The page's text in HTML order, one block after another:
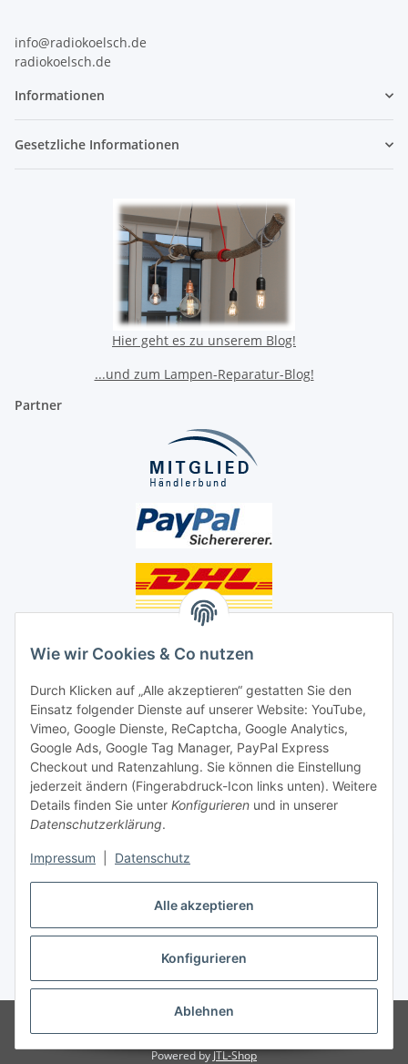
Alle akzeptieren
Konfigurieren
Ablehnen
Wie wir Cookies & Co nutzen
Durch Klicken auf „Alle akzeptieren“ gestatten Sie den
Einsatz folgender Dienste auf unserer Website: YouTube,
Vimeo, Google Dienste, ReCaptcha, Google Analytics,
Google Ads, Google Tag Manager, PayPal Express
Checkout und Ratenzahlung. Sie können die Einstellung
jederzeit ändern (Fingerabdruck-Icon links unten). Weitere
Details finden Sie unter Konfigurieren und in unserer
Datenschutzerklärung.
Impressum Datenschutz
info@radiokoelsch.de
radiokoelsch.de
Informationen
Gesetzliche Informationen
Hier geht es zu unserem Blog!
...und zum Lampen-Reparatur-Blog!
Partner
Social Media
Unsere Dienstleistungen
Lampenreparatur
Lichtservice für Senioren
Vertrag widerrufen
* Alle Preise inkl. gesetzlicher USt., ** siehe Lieferbedingungen, zzgl.
Versand
Endkunden und Wiederverkäufer
Powered byJTL-Shop